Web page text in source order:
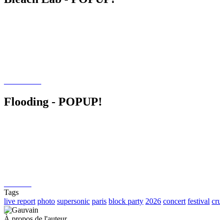
Flooding - POPUP!
Tags
live report photo supersonic paris block party 2026 concert festival